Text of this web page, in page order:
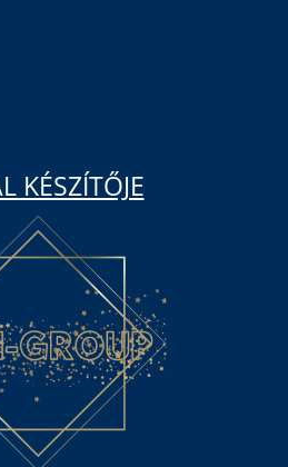
KÉSZÍTŐJE